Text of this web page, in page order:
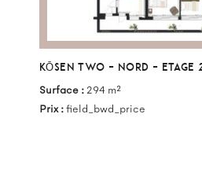
KŌSEN TWO – NORD – ETAGE
Surface : 294 m²
Prix :field_bwd_price